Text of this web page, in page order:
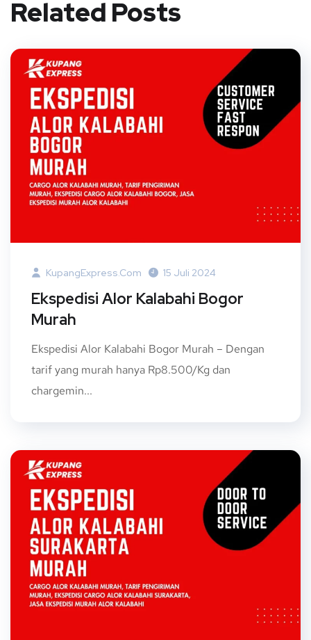
Related Posts
KupangExpress.com 15 Juli 2024
Ekspedisi Alor Kalabahi Bogor
Murah
Ekspedisi Alor Kalabahi Bogor Murah – Dengan
tarif yang murah hanya Rp8.500/Kg dan
chargemin...